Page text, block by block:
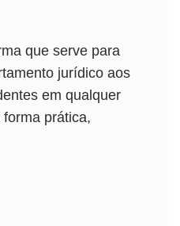
que serve para
jurídico aos
em qualquer
prática,